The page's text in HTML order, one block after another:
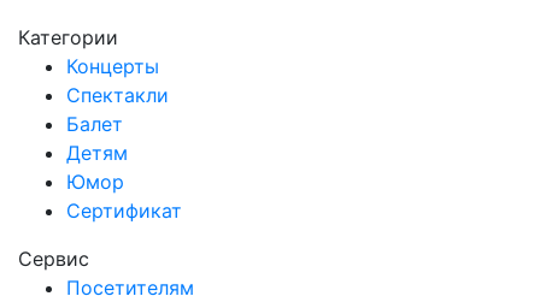
Категории
Концерты
Спектакли
Балет
Детям
Юмор
Сертификат
Сервис
Посетителям